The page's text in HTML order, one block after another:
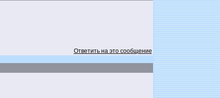
Ответить на это сообщение